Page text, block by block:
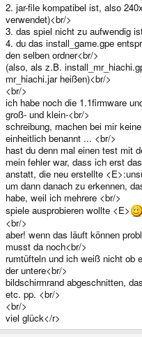
2. jar-file kompatibel ist, also
verwendet)<br/>
3. das spiel nicht zu aufwendig
4. du das install_game.gpe
den selben ordner<br/>
(also, als z.B.
mr_hiachi.jar heißen)<br/>
<br/>
ich habe noch die 1.1firmware
groß- und klein-<br/>
schreibung, machen bei mir
einheitlich benannt ... <br/>
hast du denn mal einen test mit
mein fehler war, dass ich erst
anstatt, die neu erstellte
um dann danach zu erkennen,
habe, weil ich mehrere <br/>
spiele ausprobieren wollte <E>
<br/>
aber! wenn das läuft können
musst da noch<br/>
rumtüfteln und ich weiß nicht ob
der untere<br/>
bildschirmrand abgeschnitten,
etc. pp. <br/>
<br/>
viel glück</r>